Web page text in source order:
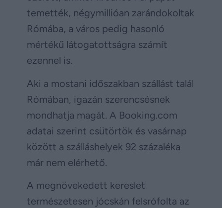
temették, négymillióan zarándokoltak
Rómába, a város pedig hasonló
mértékű látogatottságra számít
ezennel is.
Aki a mostani időszakban szállást talál
Rómában, igazán szerencsésnek
mondhatja magát. A Booking.com
adatai szerint csütörtök és vasárnap
között a szálláshelyek 92 százaléka
már nem elérhető.
A megnövekedett kereslet
természetesen jócskán felsrófolta az